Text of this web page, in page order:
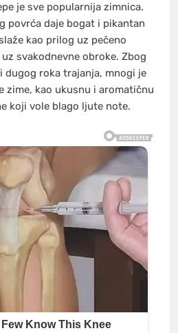
je sve popularnija zimnica.
povrća daje bogat i pikantan
kao prilog uz pečeno
svakodnevne obroke. Zbog
dugog roka trajanja, mnogi je
zime, kao ukusnu i aromatičnu
koji vole blago ljute note.